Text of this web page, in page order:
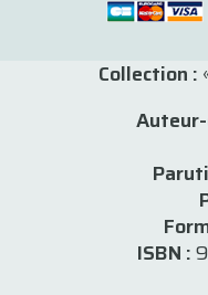
Collection :
ISBN :